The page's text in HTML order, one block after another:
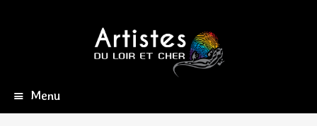
Menu